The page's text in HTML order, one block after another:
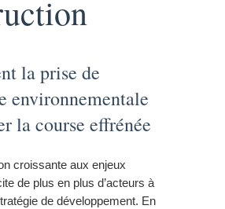
la prise de
environnementale
la course effrénée
croissante aux enjeux
de plus en plus d’acteurs à
de développement. En